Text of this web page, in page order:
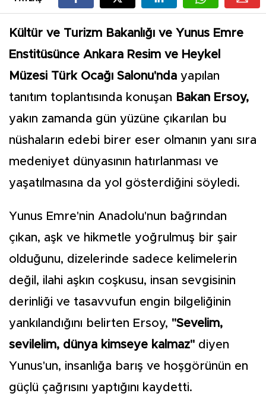
Kültür ve Turizm Bakanlığı ve Yunus Emre
Enstitüsünce Ankara Resim ve Heykel
Müzesi Türk Ocağı Salonu'nda yapılan
tanıtım toplantısında konuşan Bakan Ersoy,
yakın zamanda gün yüzüne çıkarılan bu
nüshaların edebi birer eser olmanın yanı sıra
medeniyet dünyasının hatırlanması ve
yaşatılmasına da yol gösterdiğini söyledi.
Yunus Emre'nin Anadolu'nun bağrından
çıkan, aşk ve hikmetle yoğrulmuş bir şair
olduğunu, dizelerinde sadece kelimelerin
değil, ilahi aşkın coşkusu, insan sevgisinin
derinliği ve tasavvufun engin bilgeliğinin
yankılandığını belirten Ersoy, "Sevelim,
sevilelim, dünya kimseye kalmaz" diyen
Yunus'un, insanlığa barış ve hoşgörünün en
güçlü çağrısını yaptığını kaydetti.